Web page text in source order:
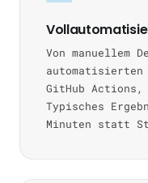
Von manuellem
GitHub Actions,
Typisches
Minuten statt